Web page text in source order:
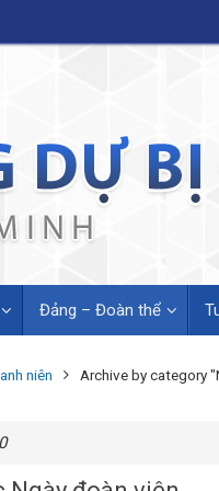
Đảng – Đoàn thể
niên Archive by category